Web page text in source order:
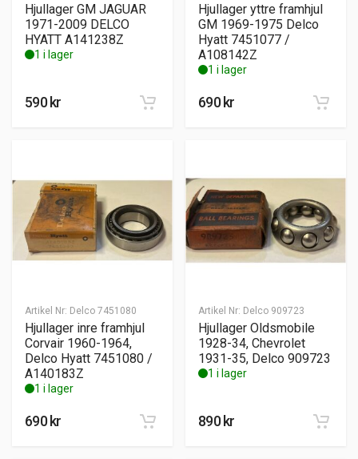
Hjullager GM JAGUAR
1971-2009 DELCO
HYATT A141238Z
1 i lager
590kr
Hjullager yttre framhjul
GM 1969-1975 Delco
Hyatt 7451077 /
A108142Z
1 i lager
690kr
Artikel Nr: Delco 7451080
Hjullager inre framhjul
Corvair 1960-1964,
Delco Hyatt 7451080 /
A140183Z
1 i lager
690 kr
Artikel Nr: Delco 909723
Hjullager Oldsmobile
1928-34, Chevrolet
1931-35, Delco 909723
1 i lager
890 kr